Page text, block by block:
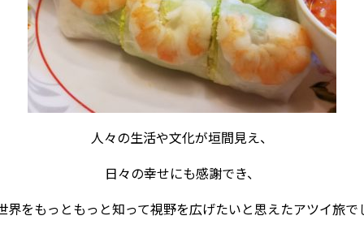
人々の生活や文化が垣間見え、
日々の幸せにも感謝でき、
界をもっともっと知って視野を広げたいと思えたアツイ旅で